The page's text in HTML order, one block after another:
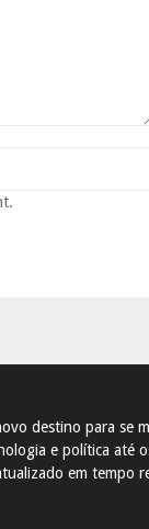
destino para se
e política até
em tempo